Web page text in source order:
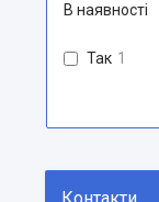
В наявності
Так 1